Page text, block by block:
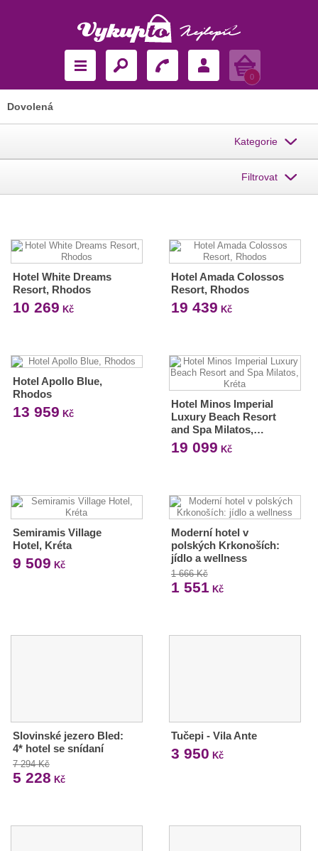
Košík
0
Dovolená
Kategorie
Filtrovat
Hotel White Dreams
Resort, Rhodos
10 269 Kč
Hotel Amada Colossos
Resort, Rhodos
19 439 Kč
Hotel Apollo Blue,
Rhodos
13 959 Kč
Hotel Minos Imperial
Luxury Beach Resort
and Spa Milatos,…
19 099 Kč
Semiramis Village
Hotel, Kréta
9 509 Kč
Moderní hotel v
polských Krkonoších:
jídlo a wellness
1 666 Kč
1 551 Kč
Slovinské jezero Bled:
4* hotel se snídaní
7 294 Kč
5 228 Kč
Tučepi - Vila Ante
3 950 Kč